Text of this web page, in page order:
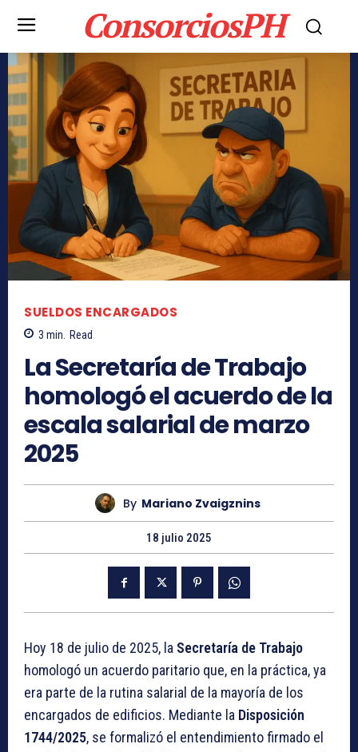
ConsorciosPH
SUELDOS ENCARGADOS
3 min. Read
La Secretaría de Trabajo
homologó el acuerdo de la
escala salarial de marzo
2025
By Mariano Zvaigznins
18 julio 2025
Hoy 18 de julio de 2025, la Secretaría de Trabajo
homologó un acuerdo paritario que, en la práctica, ya
era parte de la rutina salarial de la mayoría de los
encargados de edificios. Mediante la Disposición
1744/2025, se formalizó el entendimiento firmado el